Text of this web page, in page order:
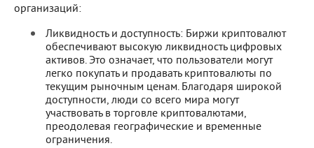
организаций:
Ликвидность и доступность: Биржи криптовалют
обеспечивают высокую ликвидность цифровых
активов. Это означает, что пользователи могут
легко покупать и продавать криптовалюты по
текущим рыночным ценам. Благодаря широкой
доступности, люди со всего мира могут
участвовать в торговле криптовалютами,
преодолевая географические и временные
ограничения.